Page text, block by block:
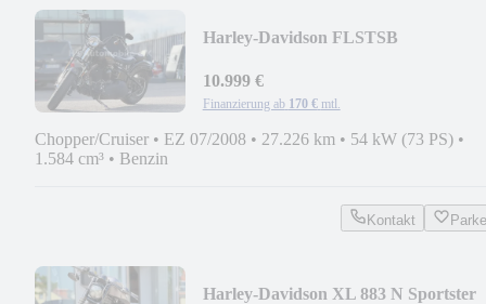
Harley-Davidson FLSTSB
10.999 €
Finanzierung ab 170 € mtl.
Chopper/Cruiser • EZ 07/2008 • 27.226 km • 54 kW (73 PS) •
1.584 cm³ • Benzin
Kontakt
Harley-Davidson XL 883 N Sportster